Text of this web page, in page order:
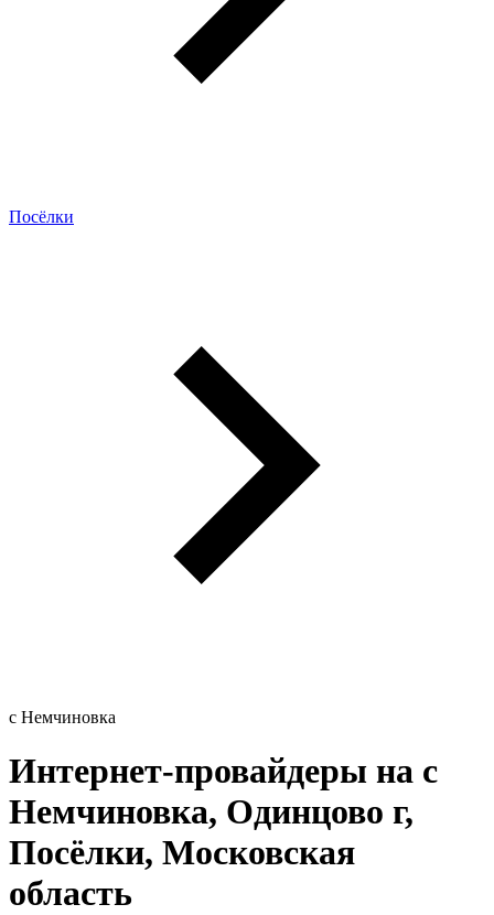
Посёлки
с Немчиновка
Интернет-провайдеры на с
Немчиновка, Одинцово г,
Посёлки, Московская
область